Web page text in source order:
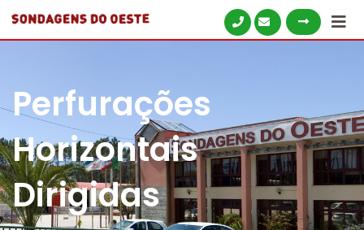
Perfurações
Horizontais
Dirigidas